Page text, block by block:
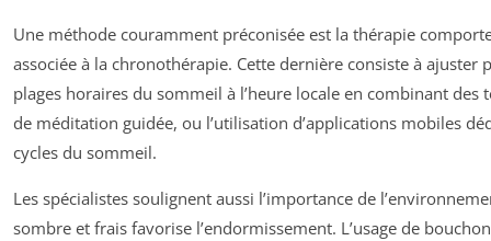
Une méthode couramment préconisée est la thérapie
associée à la chronothérapie. Cette dernière consiste à ajuster
plages horaires du sommeil à l’heure locale en combinant des
de méditation guidée, ou l’utilisation d’applications mobiles
cycles du sommeil.
Les spécialistes soulignent aussi l’importance de
sombre et frais favorise l’endormissement. L’usage de